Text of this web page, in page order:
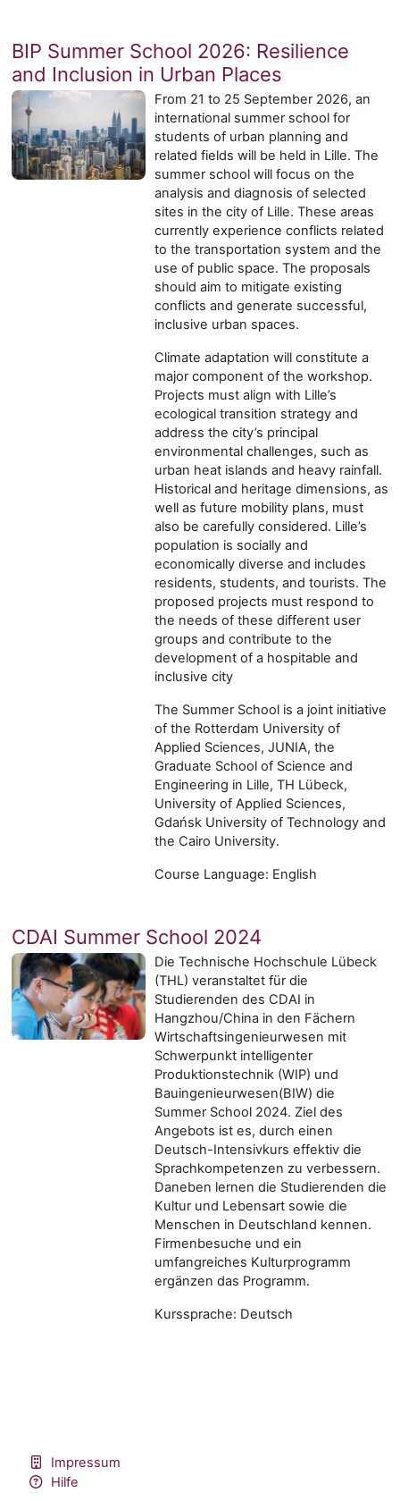
BIP Summer School 2026: Resilience
and Inclusion in Urban Places
From 21 to 25 September 2026, an
international summer school for
students of urban planning and
related fields will be held in Lille. The
summer school will focus on the
analysis and diagnosis of selected
sites in the city of Lille. These areas
currently experience conflicts related
to the transportation system and the
use of public space. The proposals
should aim to mitigate existing
conflicts and generate successful,
inclusive urban spaces.
Climate adaptation will constitute a
major component of the workshop.
Projects must align with Lille’s
ecological transition strategy and
address the city’s principal
environmental challenges, such as
urban heat islands and heavy rainfall.
Historical and heritage dimensions, as
well as future mobility plans, must
also be carefully considered. Lille’s
population is socially and
economically diverse and includes
residents, students, and tourists. The
proposed projects must respond to
the needs of these different user
groups and contribute to the
development of a hospitable and
inclusive city
The Summer School is a joint initiative
of the Rotterdam University of
Applied Sciences, JUNIA, the
Graduate School of Science and
Engineering in Lille, TH Lübeck,
University of Applied Sciences,
Gdańsk University of Technology and
the Cairo University.
Course Language: English
CDAI Summer School 2024
Die Technische Hochschule Lübeck
(THL) veranstaltet für die
Studierenden des CDAI in
Hangzhou/China in den Fächern
Wirtschaftsingenieurwesen mit
Schwerpunkt intelligenter
Produktionstechnik (WIP) und
Bauingenieurwesen(BIW) die
Summer School 2024. Ziel des
Angebots ist es, durch einen
Deutsch-Intensivkurs effektiv die
Sprachkompetenzen zu verbessern.
Daneben lernen die Studierenden die
Kultur und Lebensart sowie die
Menschen in Deutschland kennen.
Firmenbesuche und ein
umfangreiches Kulturprogramm
ergänzen das Programm.
Kurssprache: Deutsch
Impressum
Hilfe